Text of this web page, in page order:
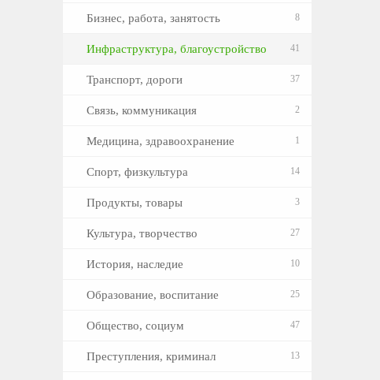
Бизнес, работа, занятость 8
Инфраструктура, благоустройство 41
Транспорт, дороги 37
Связь, коммуникация 2
Медицина, здравоохранение 1
Спорт, физкультура 14
Продукты, товары 3
Культура, творчество 27
История, наследие 10
Образование, воспитание 25
Общество, социум 47
Преступления, криминал 13